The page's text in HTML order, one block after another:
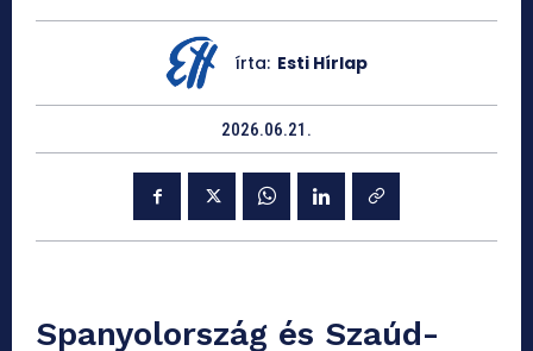
írta: Esti Hírlap
2026.06.21.
Spanyolország és Szaúd-